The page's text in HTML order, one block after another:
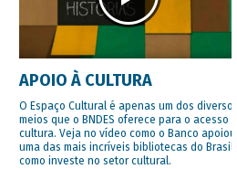
APOIO À CULTURA
O Espaço Cultural é apenas um dos diversos
meios que o BNDES oferece para o acesso à
cultura. Veja no vídeo como o Banco apoiou
uma das mais incríveis bibliotecas do Brasil e
como investe no setor cultural.